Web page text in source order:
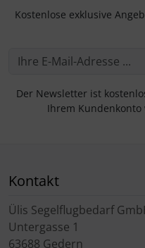
Kostenlose exklusive
Der Newsletter ist
Ihrem
Kontakt
Ülis Segelflugbedarf
Untergasse 1
63688 Gedern